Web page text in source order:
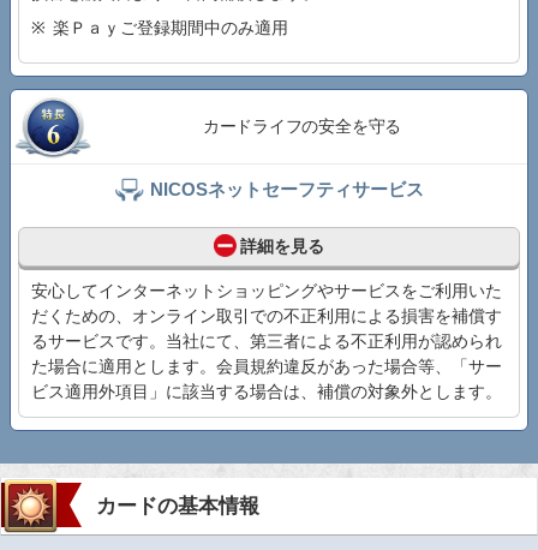
楽Ｐａｙご登録期間中のみ適用
カードライフの安全を守る
NICOSネットセーフティサービス
詳細を見る
安心してインターネットショッピングやサービスをご利用いた
だくための、オンライン取引での不正利用による損害を補償す
るサービスです。当社にて、第三者による不正利用が認められ
た場合に適用とします。会員規約違反があった場合等、「サー
ビス適用外項目」に該当する場合は、補償の対象外とします。
カードの基本情報